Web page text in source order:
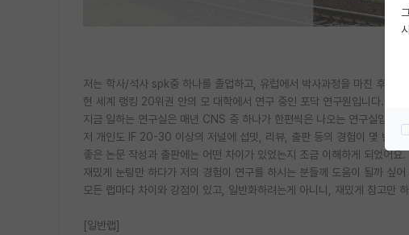
저는 학사/석사 spk중 하나를 졸업하고, 유럽에서 박사과정을 마친 후
현 세계 랭킹 20위권 안의 모 대학에서 연구 중인 포닥 연구원입니다.
지금 일하는 연구실은 매년 CNS 중 하나가 한편씩은 나오는 연구실입니다.
저 개인도 IF 20-30 이상의 저널에 섭밋, 리뷰, 출판 등의 경험이 몇 번 있
좋은 논문 작성과 출판에는 어떤 차이가 있었는지 조금 이해하게 되었어요.
재밌게 눈팅만 하다가 저의 경험이 연구를 하시는 분들께 도움이 될까 싶
모든 랩마다 차이와 강점이 있고, 일반화하려는게 아니니, 재밌게 참고만
[일반랩]